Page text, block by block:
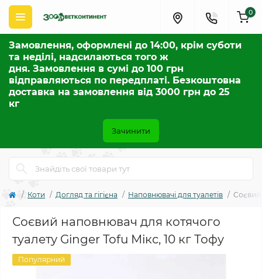
Замовлення, оформлені до 14:00, крім суботи
та неділі, надсилаються того ж
дня. Замовлення в сумі до 100 грн
відправляються по передплаті. Безкоштовна
доставка на замовлення від 3000 грн до 25
кг
Зачинити
0
Коти Догляд та гігієна Наповнювачі для туалетів Соєвий
Соєвий наповнювач для котячого
туалету Ginger Tofu Мікс, 10 кг Тофу
Популярний